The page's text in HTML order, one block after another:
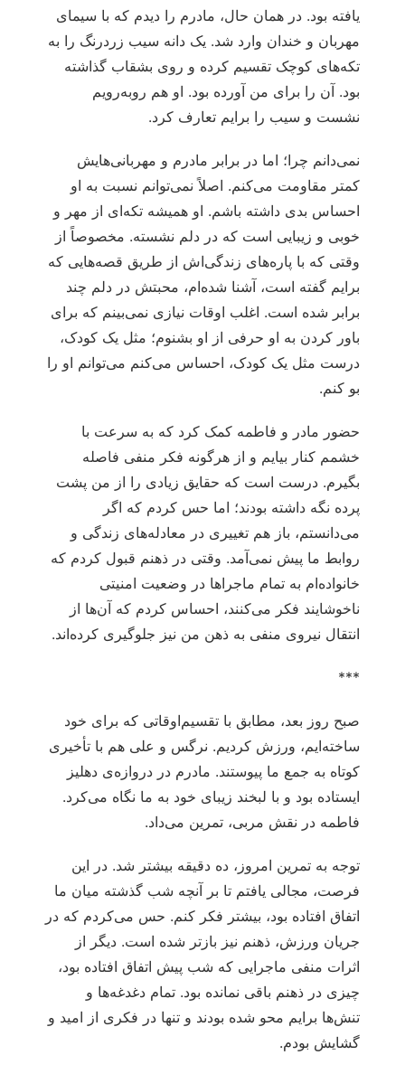
یافته بود. در همان حال، مادرم را دیدم که با سیمای
مهربان و خندان وارد شد. یک دانه سیب زردرنگ را به
تکه‌های کوچک تقسیم کرده و روی بشقاب گذاشته
بود. آن را برای من آورده بود. او هم روبه‌رویم
نشست و سیب را برایم تعارف کرد.
نمی‌دانم چرا؛ اما در برابر مادرم و مهربانی‌هایش
کمتر مقاومت می‌کنم. اصلاً نمی‌توانم نسبت به او
احساس بدی داشته باشم. او همیشه تکه‌ای از مهر و
خوبی و زیبایی است که در دلم نشسته. مخصوصاً از
وقتی که با پاره‌های زندگی‌اش از طریق قصه‌هایی که
برایم گفته است، آشنا شده‌ام، محبتش در دلم چند
برابر شده است. اغلب اوقات نیازی نمی‌بینم که برای
باور کردن به او حرفی از او بشنوم؛ مثل یک کودک،
درست مثل یک کودک، احساس می‌کنم می‌توانم او را
بو کنم.
حضور مادر و فاطمه کمک کرد که به سرعت با
خشمم کنار بیایم و از هرگونه فکر منفی فاصله
بگیرم. درست است که حقایق زیادی را از من پشت
پرده نگه داشته بودند؛ اما حس کردم که اگر
می‌دانستم، باز هم تغییری در معادله‌های زندگی و
روابط ما پیش نمی‌آمد. وقتی در ذهنم قبول کردم که
خانواده‌ام به تمام ماجراها در وضعیت امنیتی
ناخوشایند فکر می‌کنند، احساس کردم که آن‌ها از
انتقال نیروی منفی به ذهن من نیز جلوگیری کرده‌اند.
***
صبح روز بعد، مطابق با تقسیم‌اوقاتی که برای خود
ساخته‌ایم، ورزش کردیم. نرگس و علی هم با تأخیری
کوتاه به جمع ما پیوستند. مادرم در دروازه‌ی دهلیز
ایستاده بود و با لبخند زیبای خود به ما نگاه می‌کرد.
فاطمه در نقش مربی، تمرین می‌داد.
توجه به تمرین امروز، ده دقیقه بیشتر شد. در این
فرصت، مجالی یافتم تا بر آنچه شب گذشته میان ما
اتفاق افتاده بود، بیشتر فکر کنم. حس می‌کردم که در
جریان ورزش، ذهنم نیز بازتر شده است. دیگر از
اثرات منفی ماجرایی که شب پیش اتفاق افتاده بود،
چیزی در ذهنم باقی نمانده بود. تمام دغدغه‌ها و
تنش‌ها برایم محو شده بودند و تنها در فکری از امید و
گشایش بودم.